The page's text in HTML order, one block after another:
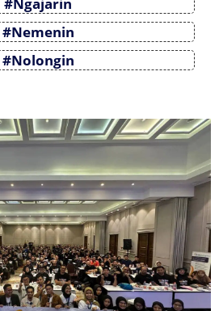
#Nemenin
#Nolongin